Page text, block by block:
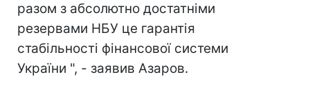
разом з абсолютно достатніми
резервами НБУ це гарантія
стабільності фінансової системи
України ", - заявив Азаров.